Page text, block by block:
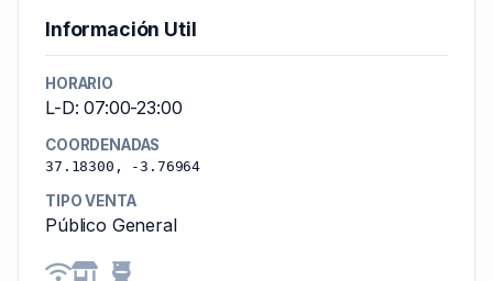
Información Util
HORARIO
L-D: 07:00-23:00
COORDENADAS
37.18300, -3.76964
TIPO VENTA
Público General